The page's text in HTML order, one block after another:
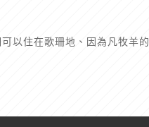
以住在歌珊地、因為凡牧羊的